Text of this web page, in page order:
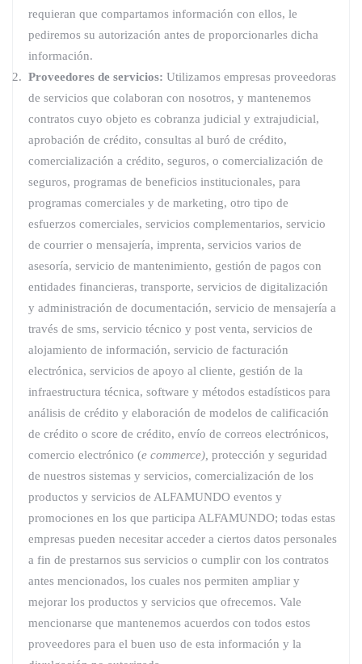
requieran que compartamos información con ellos, le
pediremos su autorización antes de proporcionarles dicha
información.
Proveedores de servicios: Utilizamos empresas proveedoras
de servicios que colaboran con nosotros, y mantenemos
contratos cuyo objeto es cobranza judicial y extrajudicial,
aprobación de crédito, consultas al buró de crédito,
comercialización a crédito, seguros, o comercialización de
seguros, programas de beneficios institucionales, para
programas comerciales y de marketing, otro tipo de
esfuerzos comerciales, servicios complementarios, servicio
de courrier o mensajería, imprenta, servicios varios de
asesoría, servicio de mantenimiento, gestión de pagos con
entidades financieras, transporte, servicios de digitalización
y administración de documentación, servicio de mensajería a
través de sms, servicio técnico y post venta, servicios de
alojamiento de información, servicio de facturación
electrónica, servicios de apoyo al cliente, gestión de la
infraestructura técnica, software y métodos estadísticos para
análisis de crédito y elaboración de modelos de calificación
de crédito o score de crédito, envío de correos electrónicos,
comercio electrónico (e commerce), protección y seguridad
de nuestros sistemas y servicios, comercialización de los
productos y servicios de ALFAMUNDO eventos y
promociones en los que participa ALFAMUNDO; todas estas
empresas pueden necesitar acceder a ciertos datos personales
a fin de prestarnos sus servicios o cumplir con los contratos
antes mencionados, los cuales nos permiten ampliar y
mejorar los productos y servicios que ofrecemos. Vale
mencionarse que mantenemos acuerdos con todos estos
proveedores para el buen uso de esta información y la